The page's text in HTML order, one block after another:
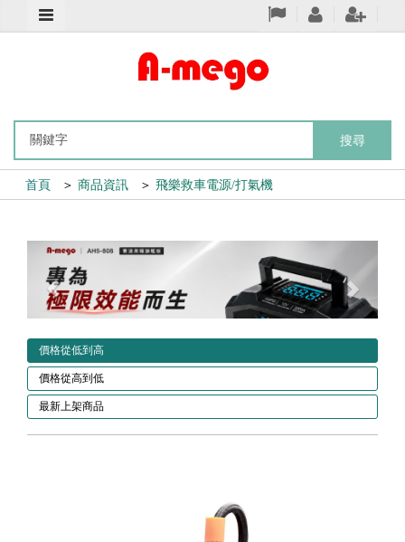
搜尋
首頁 ＞ 商品資訊 ＞ 飛樂救車電源/打氣機
Previous
價格從低到高
價格從高到低
最新上架商品